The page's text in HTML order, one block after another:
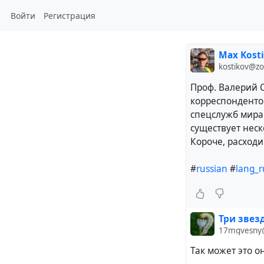
Войти Регистрация
Max
Проф. Валерий
спецслужб
существует
Короче,
#russian #
Три
Так может это